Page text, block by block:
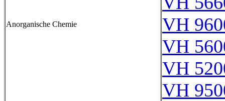
Anorganische Chemie
VH
VH
VH
VH